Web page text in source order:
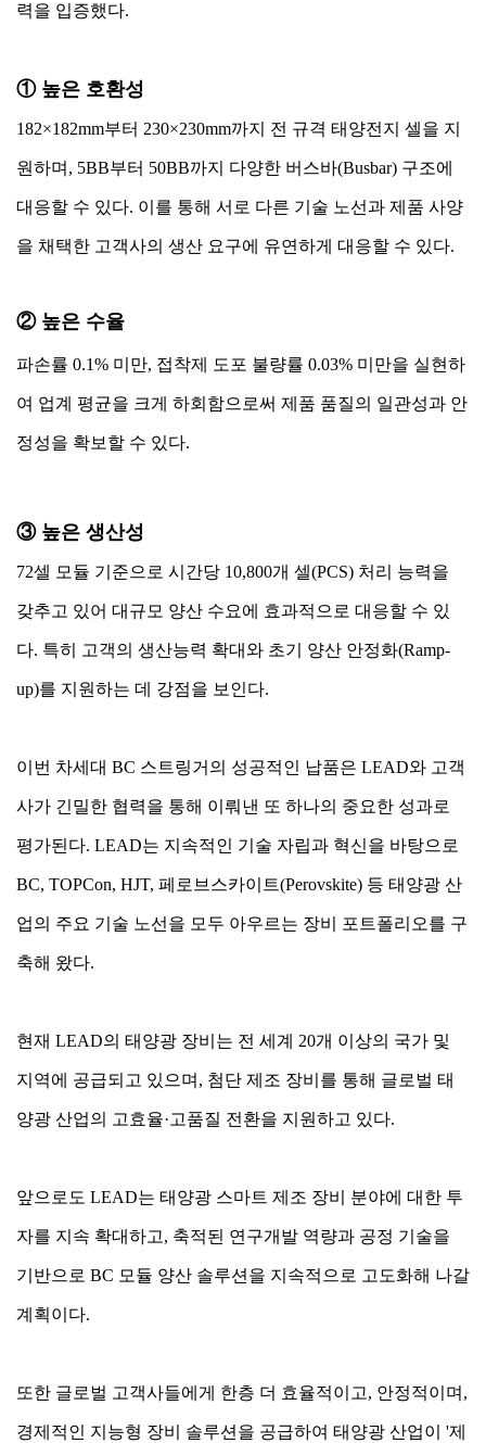
력을 입증했다.
① 높은 호환성
182×182mm부터 230×230mm까지 전 규격 태양전지 셀을 지
원하며, 5BB부터 50BB까지 다양한 버스바(Busbar) 구조에
대응할 수 있다. 이를 통해 서로 다른 기술 노선과 제품 사양
을 채택한 고객사의 생산 요구에 유연하게 대응할 수 있다.
② 높은 수율
파손률 0.1% 미만, 접착제 도포 불량률 0.03% 미만을 실현하
여 업계 평균을 크게 하회함으로써 제품 품질의 일관성과 안
정성을 확보할 수 있다.
③ 높은 생산성
72셀 모듈 기준으로 시간당 10,800개 셀(PCS) 처리 능력을
갖추고 있어 대규모 양산 수요에 효과적으로 대응할 수 있
다. 특히 고객의 생산능력 확대와 초기 양산 안정화(Ramp-
up)를 지원하는 데 강점을 보인다.
이번 차세대 BC 스트링거의 성공적인 납품은 LEAD와 고객
사가 긴밀한 협력을 통해 이뤄낸 또 하나의 중요한 성과로
평가된다. LEAD는 지속적인 기술 자립과 혁신을 바탕으로
BC, TOPCon, HJT, 페로브스카이트(Perovskite) 등 태양광 산
업의 주요 기술 노선을 모두 아우르는 장비 포트폴리오를 구
축해 왔다.
현재 LEAD의 태양광 장비는 전 세계 20개 이상의 국가 및
지역에 공급되고 있으며, 첨단 제조 장비를 통해 글로벌 태
양광 산업의 고효율·고품질 전환을 지원하고 있다.
앞으로도 LEAD는 태양광 스마트 제조 장비 분야에 대한 투
자를 지속 확대하고, 축적된 연구개발 역량과 공정 기술을
기반으로 BC 모듈 양산 솔루션을 지속적으로 고도화해 나갈
계획이다.
또한 글로벌 고객사들에게 한층 더 효율적이고, 안정적이며,
경제적인 지능형 장비 솔루션을 공급하여 태양광 산업이 '제